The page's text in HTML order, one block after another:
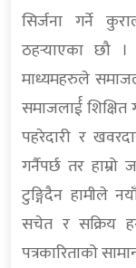
सिर्जना गर्ने
ठहर्‍याएका छौ
माध्यमहरुले
समाजलार्ई
पहरेदारी र
गर्नैपर्छ तर हाम्रो
टुङ्गिदैन हामीले
सचेत र सक्रिय
पत्रकारिताको